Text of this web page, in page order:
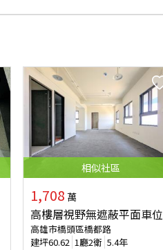
相似社區
1,708 萬
高樓層視野無遮蔽平面車位
高雄市橋頭區橋都路
建坪60.62 1廳2衛 5.4年